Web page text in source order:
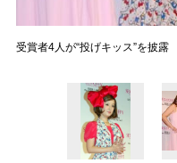
受賞者4人が“投げキッス”を披露